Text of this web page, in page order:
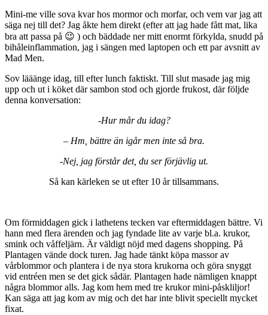
Mini-me ville sova kvar hos mormor och morfar, och vem var jag att
säga nej till det? Jag åkte hem direkt (efter att jag hade fått mat, lika
bra att passa på 😉 ) och bäddade ner mitt enormt förkylda, snudd på
bihåleinflammation, jag i sängen med laptopen och ett par avsnitt av
Mad Men.
Sov lääänge idag, till efter lunch faktiskt. Till slut masade jag mig
upp och ut i köket där sambon stod och gjorde frukost, där följde
denna konversation:
-Hur mår du idag?
– Hm, bättre än igår men inte så bra.
-Nej, jag förstår det, du ser förjävlig ut.
Så kan kärleken se ut efter 10 år tillsammans.
Om förmiddagen gick i lathetens tecken var eftermiddagen bättre. Vi
hann med flera ärenden och jag fyndade lite av varje bl.a. krukor,
smink och våffeljärn. Är väldigt nöjd med dagens shopping. På
Plantagen vände dock turen. Jag hade tänkt köpa massor av
vårblommor och plantera i de nya stora krukorna och göra snyggt
vid entréen men se det gick sådär. Plantagen hade nämligen knappt
några blommor alls. Jag kom hem med tre krukor mini-påskliljor!
Kan säga att jag kom av mig och det har inte blivit speciellt mycket
fixat.